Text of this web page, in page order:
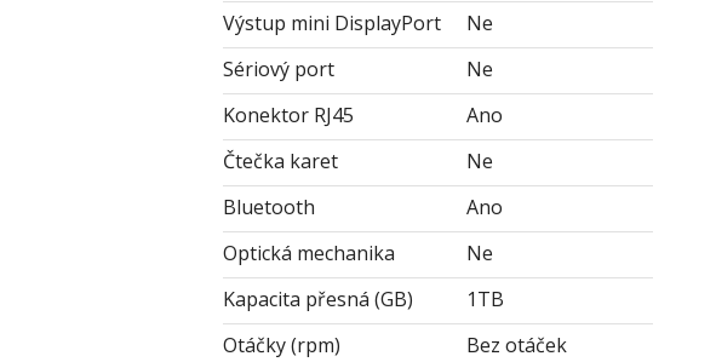
Výstup mini DisplayPort
Ne
Sériový port
Ne
Konektor RJ45
Ano
Čtečka karet
Ne
Bluetooth
Ano
Optická mechanika
Ne
Kapacita přesná (GB)
1TB
Otáčky (rpm)
Bez otáček